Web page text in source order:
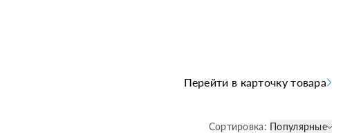
Перейти в карточку товара
Сортировка: Популярные